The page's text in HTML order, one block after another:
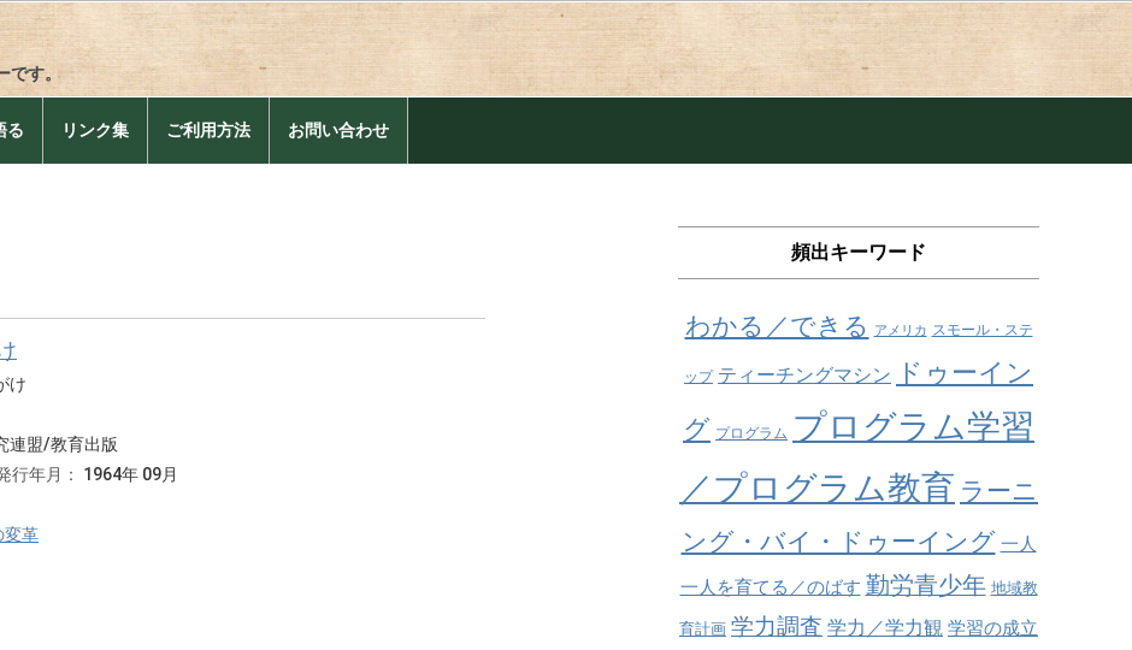
です。
る リンク集 ご利用方法 お問い合わせ
け
連盟/教育出版
行年月：
1964年 09月
変革
頻出キーワード
わかる／できる アメリカ スモール・ステ
ップ ティーチングマシン
ドゥーイン
グ プログラム プログラム学習
／プログラム教育 ラーニ
ング・バイ・ドゥーイング 一人
一人を育てる／のばす 勤労青少年 地域教
育計画 学力調査 学力／学力観 学習の成立